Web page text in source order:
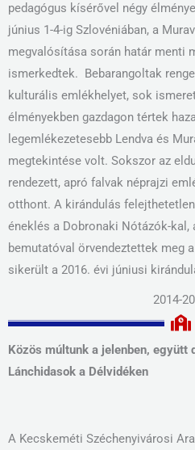
pedagógus kísérővel négy
június 1-4-ig Szlovéniában, a
megvalósítása során határ menti
ismerkedtek. Bebarangoltak
kulturális emlékhelyet, sok
élményekben gazdagon tértek
legemlékezetesebb Lendva és
megtekintése volt. Sokszor az
rendezett, apró falvak néprajzi
otthont. A kirándulás
éneklés a Dobronaki Nótázók-kal,
bemutatóval örvendeztettek meg
sikerült a 2016. évi júniusi
2014-
Közös múltunk a jelenben,
Lánchidasok a Délvidéken
A Kecskeméti Széchenyivárosi